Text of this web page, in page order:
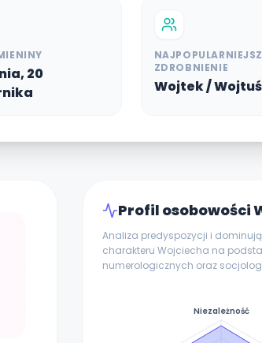
20
ZDROBNIENIE
Wojtek / Wojtuś
Profil osobowości
Analiza predyspozycji i
charakteru Wojciecha na
numerologicznych oraz
Niezależność